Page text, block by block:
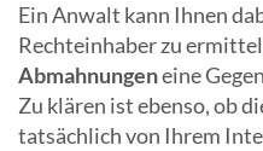
Ein Anwalt kann Ihnen
Rechteinhaber zu
Abmahnungeneine
Zu klären ist ebenso, ob
tatsächlich von Ihrem